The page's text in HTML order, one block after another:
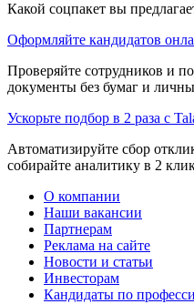
Какой соцпакет вы
Оформляйте кандидатов
Проверяйте сотрудников и
документы без бумаг и
Ускорьте подбор в 2 раза с
Автоматизируйте сбор
собирайте аналитику в 2
О компании
Наши вакансии
Партнерам
Реклама на сайте
Новости и статьи
Инвесторам
Кандидаты по